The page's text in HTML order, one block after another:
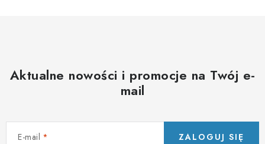
Aktualne nowości i promocje na Twój e-
mail
E-mail ZALOGUJ SIĘ